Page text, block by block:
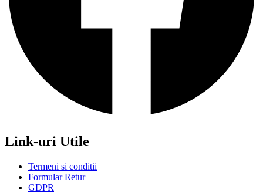
Link-uri Utile
Termeni si conditii
Formular Retur
GDPR